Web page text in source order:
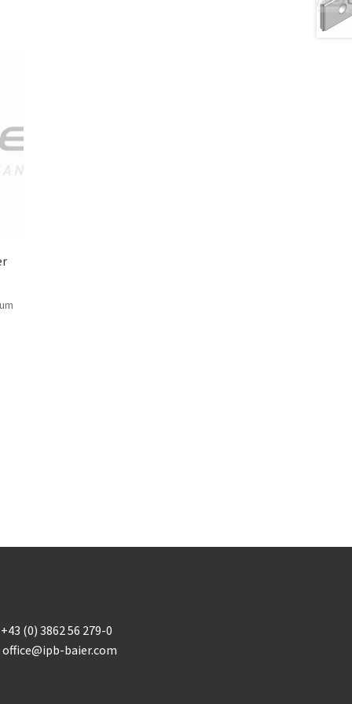
(0) 3862 56 279-0
office@ipb-baier.com